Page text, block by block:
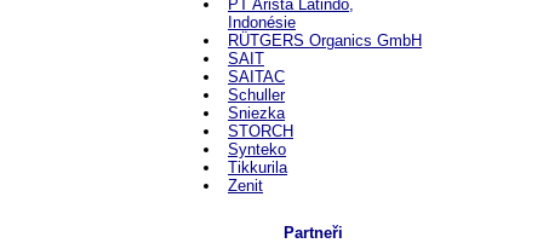
PT Arista Latindo,
Indonésie
RÜTGERS Organics GmbH
SAIT
SAITAC
Schuller
Sniezka
STORCH
Synteko
Tikkurila
Zenit
Partneři